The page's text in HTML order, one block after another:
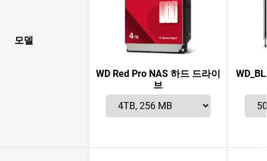
모델
WD Red Pro NAS 하드 드라이
브